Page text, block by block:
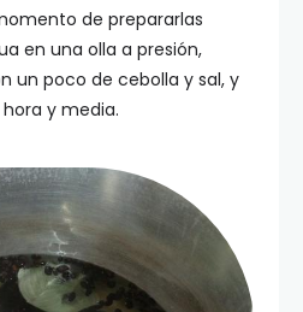
de prepararlas
en una olla a presión,
un poco de cebolla y sal, y
y media.